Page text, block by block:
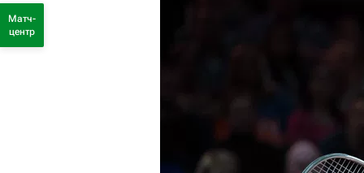
Матч-
центр